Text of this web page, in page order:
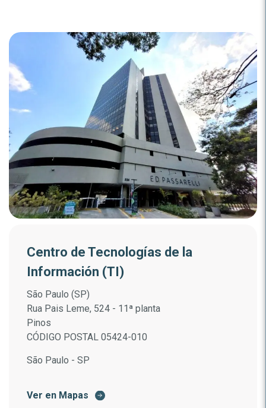
Centro de Tecnologías de la
Información (TI)
São Paulo (SP)
Rua Pais Leme, 524 - 11ª planta
Pinos
CÓDIGO POSTAL 05424-010
São Paulo - SP
Ver en Mapas